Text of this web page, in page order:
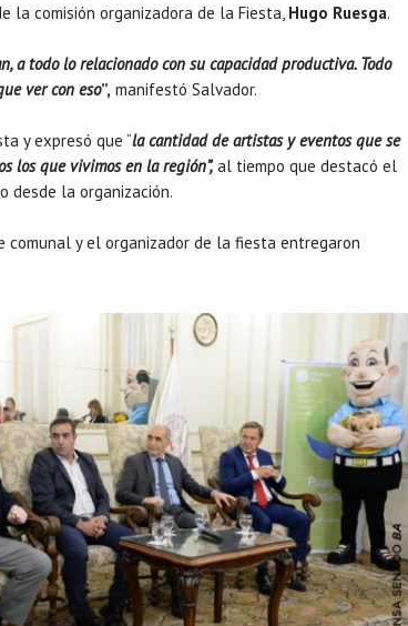
la comisión organizadora de la Fiesta, Hugo Ruesga.
a todo lo relacionado con su capacidad productiva. Todo
ver con eso”, manifestó Salvador.
y expresó que “la cantidad de artistas y eventos que se
los que vivimos en la región”,al tiempo que destacó el
desde la organización.
y el organizador de la fiesta entregaron